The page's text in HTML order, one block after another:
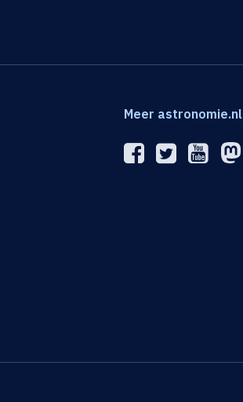
Meer astronomie.nl